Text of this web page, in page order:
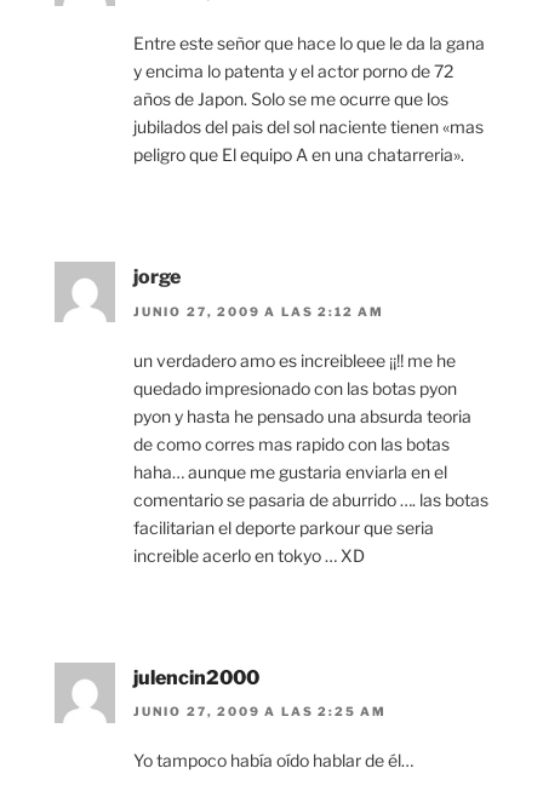
Entre este señor que hace lo que le da la gana
y encima lo patenta y el actor porno de 72
años de Japon. Solo se me ocurre que los
jubilados del pais del sol naciente tienen «mas
peligro que El equipo A en una chatarreria».
jorge
JUNIO 27, 2009 A LAS 2:12 AM
un verdadero amo es increibleee ¡¡!! me he
quedado impresionado con las botas pyon
pyon y hasta he pensado una absurda teoria
de como corres mas rapido con las botas
haha… aunque me gustaria enviarla en el
comentario se pasaria de aburrido …. las botas
facilitarian el deporte parkour que seria
increible acerlo en tokyo … XD
julencin2000
JUNIO 27, 2009 A LAS 2:25 AM
Yo tampoco había oído hablar de él…